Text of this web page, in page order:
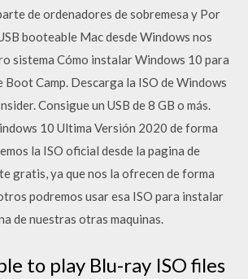
de ordenadores de sobremesa y Por
booteable Mac desde Windows nos
sistema Cómo instalar Windows 10 para
Boot Camp. Descarga la ISO de Windows
Consigue un USB de 8 GB o más.
10 Ultima Versión 2020 de forma
la ISO oficial desde la pagina de
gratis, ya que nos la ofrecen de forma
podremos usar esa ISO para instalar
de nuestras otras maquinas.
to play Blu-ray ISO files